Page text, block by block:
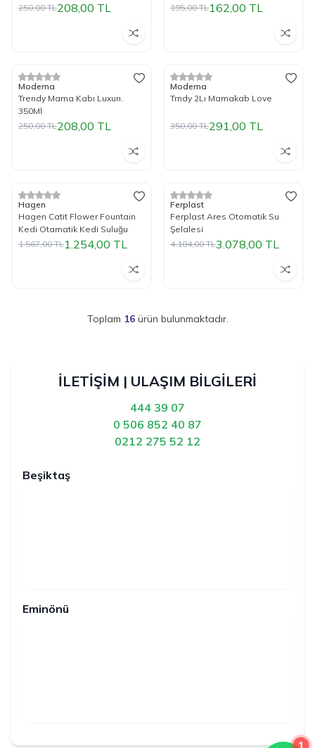
1
250,00TL208,00 TL
195,00TL162,00 TL
%17İndirim
Moderna
Trendy Mama Kabı Luxurı.
350Ml
250,00TL208,00 TL
%17İndirim
Moderna
Trndy 2Lı Mamakab Love
350,00TL291,00 TL
%20İndirim
Hagen
Hagen Catit Flower Fountain
Kedi Otamatik Kedi Suluğu
1.567,00TL1.254,00 TL
%25İndirim
Ferplast
Ferplast Ares Otomatik Su
Şelalesi
4.104,00TL3.078,00 TL
Toplam 16ürün bulunmaktadır.
İLETİŞİM | ULAŞIM BİLGİLERİ
444 39 07
0 506 852 40 87
0212 275 52 12
Beşiktaş
Eminönü